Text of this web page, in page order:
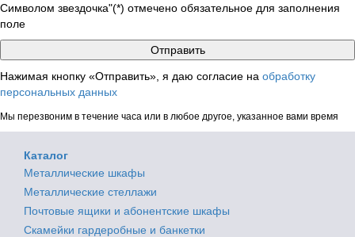
Символом звездочка"(*) отмечено обязательное для заполнения
поле
Нажимая кнопку «Отправить», я даю согласие на обработку
персональных данных
Мы перезвоним в течение часа или в любое другое, указанное вами время
Каталог
Металлические шкафы
Металлические стеллажи
Почтовые ящики и абонентские шкафы
Скамейки гардеробные и банкетки